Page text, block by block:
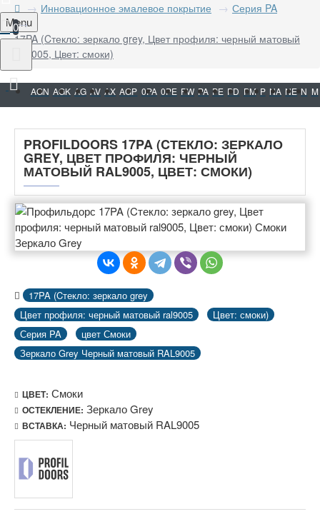
Menu
0
Инновационное эмалевое покрытие Серия PA
17PA (Cтекло: зеркало grey, Цвет профиля: черный матовый
ral9005, Цвет: смоки)
AGN AGK AG AV AX AGP 0PA 0PE PW PA PE PD PM P NA NE N M
PROFILDOORS 17PA (CТЕКЛО: ЗЕРКАЛО
GREY, ЦВЕТ ПРОФИЛЯ: ЧЕРНЫЙ
МАТОВЫЙ RAL9005, ЦВЕТ: СМОКИ)
17PA (Cтекло: зеркало grey
Цвет профиля: черный матовый ral9005
Цвет: смоки)
Серия PA
цвет Смоки
Зеркало Grey Черный матовый RAL9005
ЦВЕТ: Смоки
ОСТЕКЛЕНИЕ: Зеркало Grey
ВСТАВКА: Черный матовый RAL9005